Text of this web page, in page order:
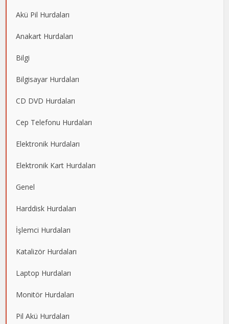
Akü Pil Hurdaları
Anakart Hurdaları
Bilgi
Bilgisayar Hurdaları
CD DVD Hurdaları
Cep Telefonu Hurdaları
Elektronik Hurdaları
Elektronik Kart Hurdaları
Genel
Harddisk Hurdaları
İşlemci Hurdaları
Katalizör Hurdaları
Laptop Hurdaları
Monitör Hurdaları
Pil Akü Hurdaları